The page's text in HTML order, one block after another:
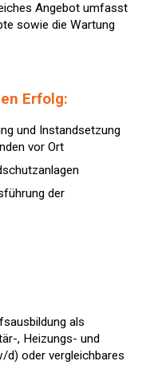
Angebot umfasst
sowie die Wartung
Erfolg:
und Instandsetzung
vor Ort
der
als
, Heizungs- und
d) oder vergleichbares